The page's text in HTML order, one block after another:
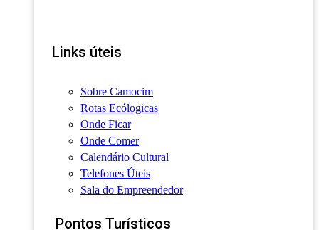
Links úteis
Sobre Camocim
Rotas Ecólogicas
Onde Ficar
Onde Comer
Calendário Cultural
Telefones Úteis
Sala do Empreendedor
Pontos Turísticos